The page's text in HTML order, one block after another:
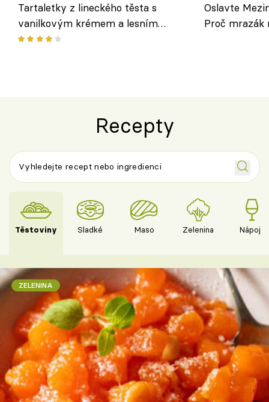
Tartaletky z lineckého těsta s
vanilkovým krémem a lesním
ovocem podle Bread Society
Oslavte
Proč
Recepty
Těstoviny Sladké Maso Zelenina Nápoje
ZELENINA